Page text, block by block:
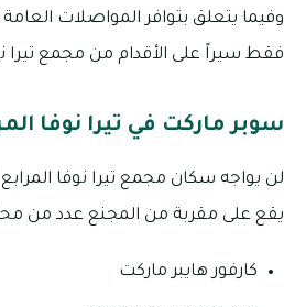
فقط سيراً على الأقدام من مجمع تيرا
سوبر ماركت في تيرا نوفا
لن يواجه سكان مجمع تيرا نوفا
يقع على مقربة من المجنع عدد من
كارفور هايبر ماركت